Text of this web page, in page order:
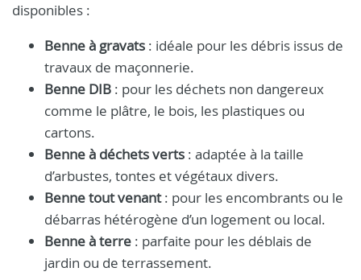
disponibles :
Benne à gravats : idéale pour les débris issus de
travaux de maçonnerie.
Benne DIB : pour les déchets non dangereux
comme le plâtre, le bois, les plastiques ou
cartons.
Benne à déchets verts : adaptée à la taille
d’arbustes, tontes et végétaux divers.
Benne tout venant: pour les encombrants ou le
débarras hétérogène d’un logement ou local.
Benne à terre : parfaite pour les déblais de
jardin ou de terrassement.